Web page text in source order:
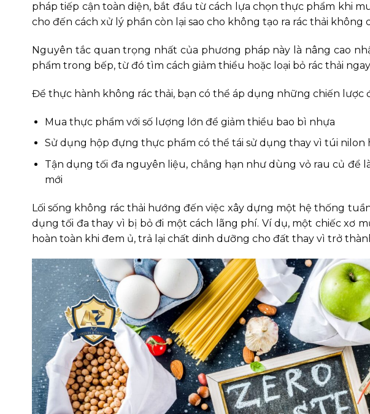
pháp tiếp cận toàn diện, bắt đầu từ cách lựa chọn thực phẩm khi
cho đến cách xử lý phần còn lại sao cho không tạo ra rác thải không
Nguyên tắc quan trọng nhất của phương pháp này là nâng cao
phẩm trong bếp, từ đó tìm cách giảm thiểu hoặc loại bỏ rác thải
Để thực hành không rác thải, bạn có thể áp dụng những chiến lược
Mua thực phẩm với số lượng lớn để giảm thiểu bao bì nhựa
Sử dụng hộp đựng thực phẩm có thể tái sử dụng thay vì túi
Tận dụng tối đa nguyên liệu, chẳng hạn như dùng vỏ rau củ để
mới
Lối sống không rác thải hướng đến việc xây dựng một hệ thống
dụng tối đa thay vì bị bỏ đi một cách lãng phí. Ví dụ, một chiếc xơ
hoàn toàn khi đem ủ, trả lại chất dinh dưỡng cho đất thay vì trở